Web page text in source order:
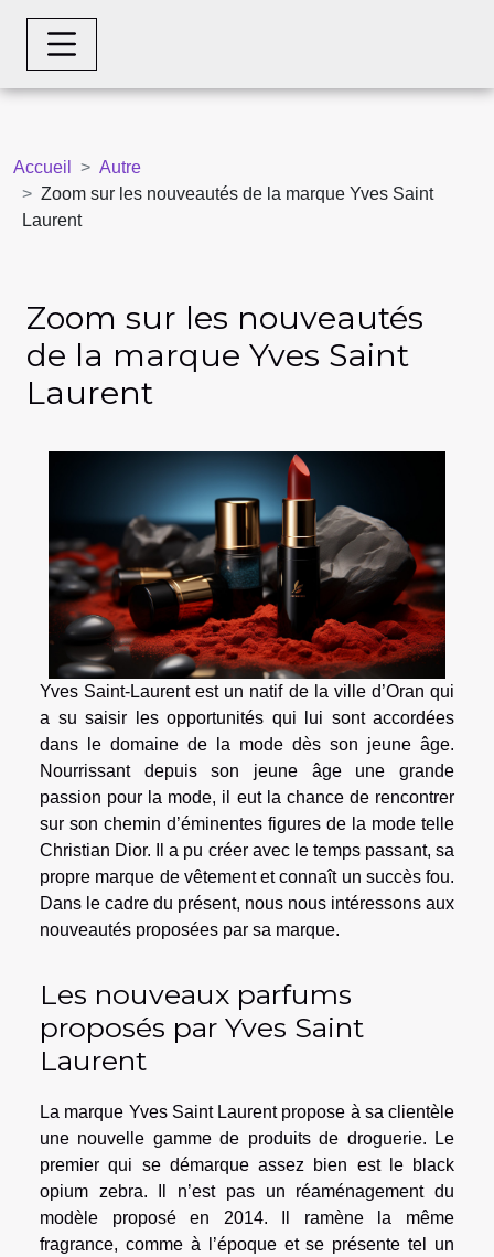
Accueil
Autre
Zoom sur les nouveautés de la marque Yves Saint
Laurent
Zoom sur les nouveautés
de la marque Yves Saint
Laurent
Yves Saint-Laurent est un natif de la ville d’Oran qui
a su saisir les opportunités qui lui sont accordées
dans le domaine de la mode dès son jeune âge.
Nourrissant depuis son jeune âge une grande
passion pour la mode, il eut la chance de rencontrer
sur son chemin d’éminentes figures de la mode telle
Christian Dior. Il a pu créer avec le temps passant, sa
propre marque de vêtement et connaît un succès fou.
Dans le cadre du présent, nous nous intéressons aux
nouveautés proposées par sa marque.
Les nouveaux parfums
proposés par Yves Saint
Laurent
La marque Yves Saint Laurent propose à sa clientèle
une nouvelle gamme de produits de droguerie. Le
premier qui se démarque assez bien est le black
opium zebra. Il n’est pas un réaménagement du
modèle proposé en 2014. Il ramène la même
fragrance, comme à l’époque et se présente tel un